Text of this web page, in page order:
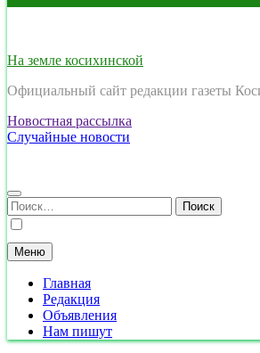
На земле косихинской
Официальный сайт редакции газеты
Новостная рассылка
Случайные новости
Найти:
Меню
Главная
Редакция
Объявления
Нам пишут